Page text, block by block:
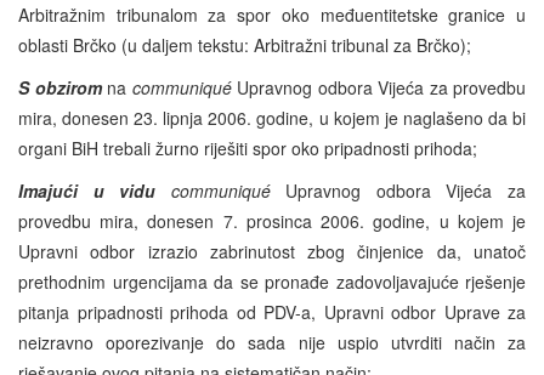
Arbitražnim tribunalom za spor oko međuentitetske granice u
oblasti Brčko (u daljem tekstu: Arbitražni tribunal za Brčko);
S obzirom na communiquéUpravnog odbora Vijeća za provedbu
mira, donesen 23. lipnja 2006. godine, u kojem je naglašeno da bi
organi BiH trebali žurno riješiti spor oko pripadnosti prihoda;
Imajući u vidu communiquéUpravnog odbora Vijeća za
provedbu mira, donesen 7. prosinca 2006. godine, u kojem je
Upravni odbor izrazio zabrinutost zbog činjenice da, unatoč
prethodnim urgencijama da se pronađe zadovoljavajuće rješenje
pitanja pripadnosti prihoda od PDV-a, Upravni odbor Uprave za
neizravno oporezivanje do sada nije uspio utvrditi način za